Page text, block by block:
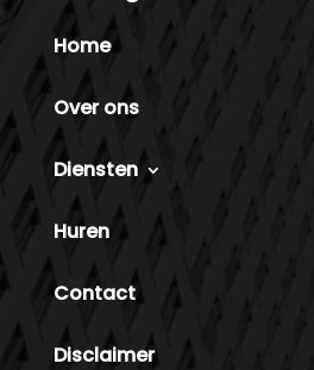
Home
Over ons
Diensten
Huren
Contact
Disclaimer